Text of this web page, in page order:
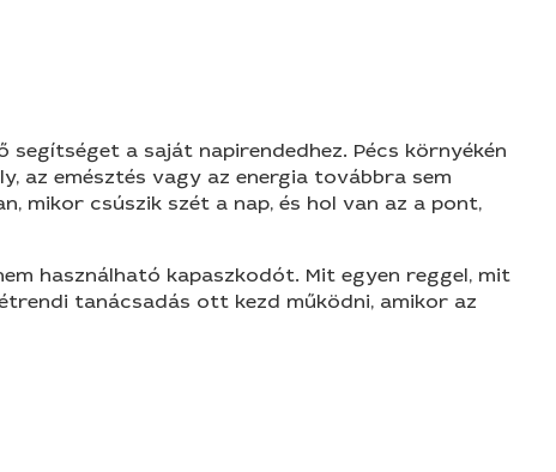
a saját napirendedhez. Pécs környékén
az emésztés vagy az energia továbbra sem
mikor csúszik szét a nap, és hol van az a pont,
használható kapaszkodót. Mit egyen reggel, mit
tanácsadás ott kezd működni, amikor az